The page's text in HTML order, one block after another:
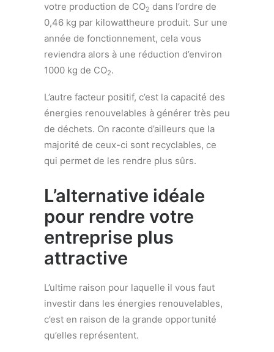
votre production de CO2 dans l’ordre de
0,46 kg par kilowattheure produit. Sur une
année de fonctionnement, cela vous
reviendra alors à une réduction d’environ
1000 kg de CO2.
L’autre facteur positif, c’est la capacité des
énergies renouvelables à générer très peu
de déchets. On raconte d’ailleurs que la
majorité de ceux-ci sont recyclables, ce
qui permet de les rendre plus sûrs.
L’alternative idéale
pour rendre votre
entreprise plus
attractive
L’ultime raison pour laquelle il vous faut
investir dans les énergies renouvelables,
c’est en raison de la grande opportunité
qu’elles représentent.